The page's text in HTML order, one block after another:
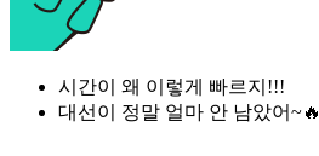
시간이 왜 이렇게 빠르지!!!
대선이 정말 얼마 안 남았어~🔥